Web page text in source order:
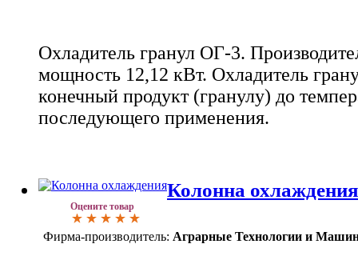
Охладитель гранул ОГ-3.
мощность 12,12 кВт. Охладитель
конечный продукт (гранулу) до
последующего применения.
Оцените товар
Колонна
Фирма-производитель: Аграрные Технологии и